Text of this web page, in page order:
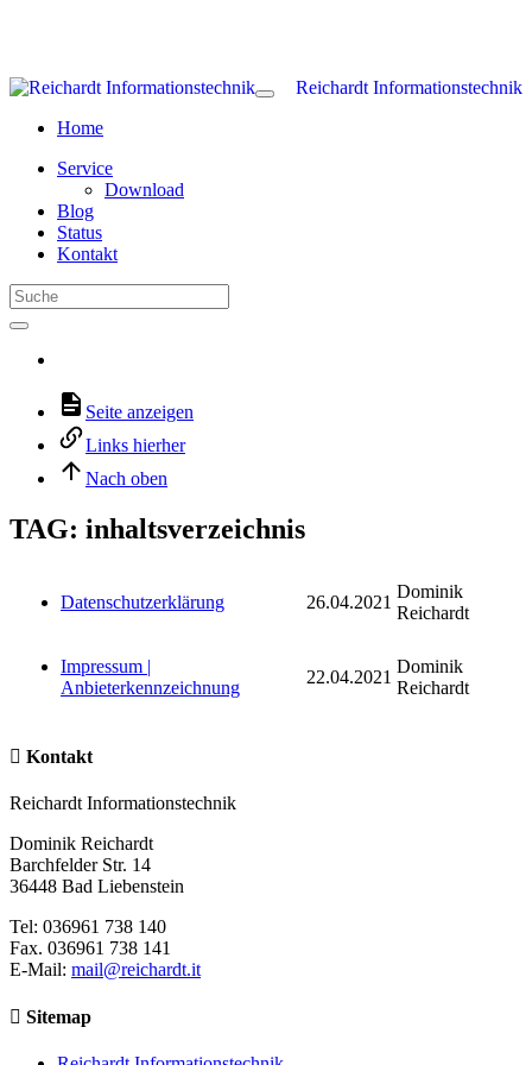
Reichardt Informationstechnik
Home
Service
Download
Blog
Status
Kontakt
Seite anzeigen
Links hierher
Nach oben
TAG: inhaltsverzeichnis
Datenschutzerklärung 26.04.2021
Dominik
Reichardt
Impressum |
Anbieterkennzeichnung
22.04.2021
Dominik
Reichardt
Kontakt
Reichardt Informationstechnik
Dominik Reichardt
Barchfelder Str. 14
36448 Bad Liebenstein
Tel: 036961 738 140
Fax. 036961 738 141
E-Mail: mail@reichardt.it
Sitemap